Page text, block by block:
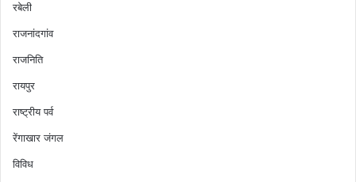
रबेली
राजनांदगांव
राजनिति
रायपुर
राष्ट्रीय पर्व
रेंगाखार जंगल
विविध